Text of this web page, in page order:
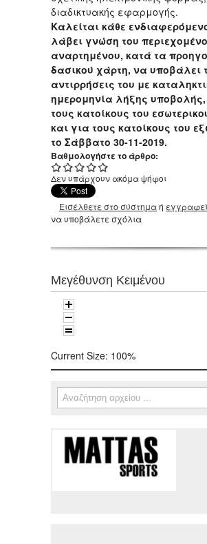
διαδικτυακής εφαρμογής.
Καλείται κάθε
λάβει γνώση του
αναρτημένου, κατά τα
δασικού χάρτη, να υποβάλει
αντιρρήσεις του με
ημερομηνία λήξης υποβολής,
τους κατοίκους του
και για τους κατοίκους του
το Σάββατο 30-11-2019.
Βαθμολογήστε το άρθρο:
Δεν υπάρχουν ακόμα ψήφοι
Εισέλθετε στο σύστημαή
να υποβάλετε σχόλια
Μεγέθυνση Κειμένου
Current Size: 100%
Φόρμα αναζήτησης
Αναζήτηση